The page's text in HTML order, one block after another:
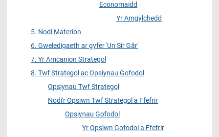
Economaidd
Yr Amgylchedd
5. Nodi Materion
6. Gweledigaeth ar gyfer 'Un Sir Gâr'
7. Yr Amcanion Strategol
8. Twf Strategol ac Opsiynau Gofodol
Opsiynau Twf Strategol
Nodi'r Opsiwn Twf Strategol a Ffefrir
Opsiynau Gofodol
Yr Opsiwn Gofodol a Ffefrir